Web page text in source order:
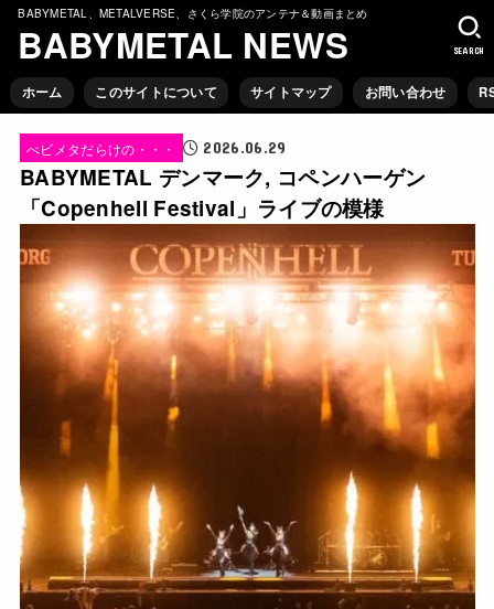
BABYMETAL、METALVERSE、さくら学院のアンテナ＆動画まとめ
BABYMETAL NEWS
ホーム このサイトについて サイトマップ お問い合わせ
SEARCH
べビメタだらけの・・・ 2026.06.29
BABYMETAL デンマーク, コペンハーゲン
「Copenhell Festival」ライブの模様